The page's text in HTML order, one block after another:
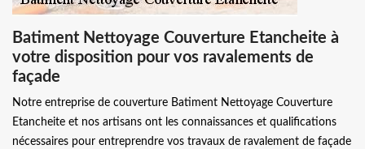
Batiment Nettoyage Couverture Etancheite à
votre disposition pour vos ravalements de
façade
Notre entreprise de couverture Batiment Nettoyage Couverture
Etancheite et nos artisans ont les connaissances et qualifications
nécessaires pour entreprendre vos travaux de ravalement de façade